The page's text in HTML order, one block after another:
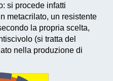
si procede infatti
metacrilato, un resistente
la propria scelta,
(si tratta del
nella produzione di